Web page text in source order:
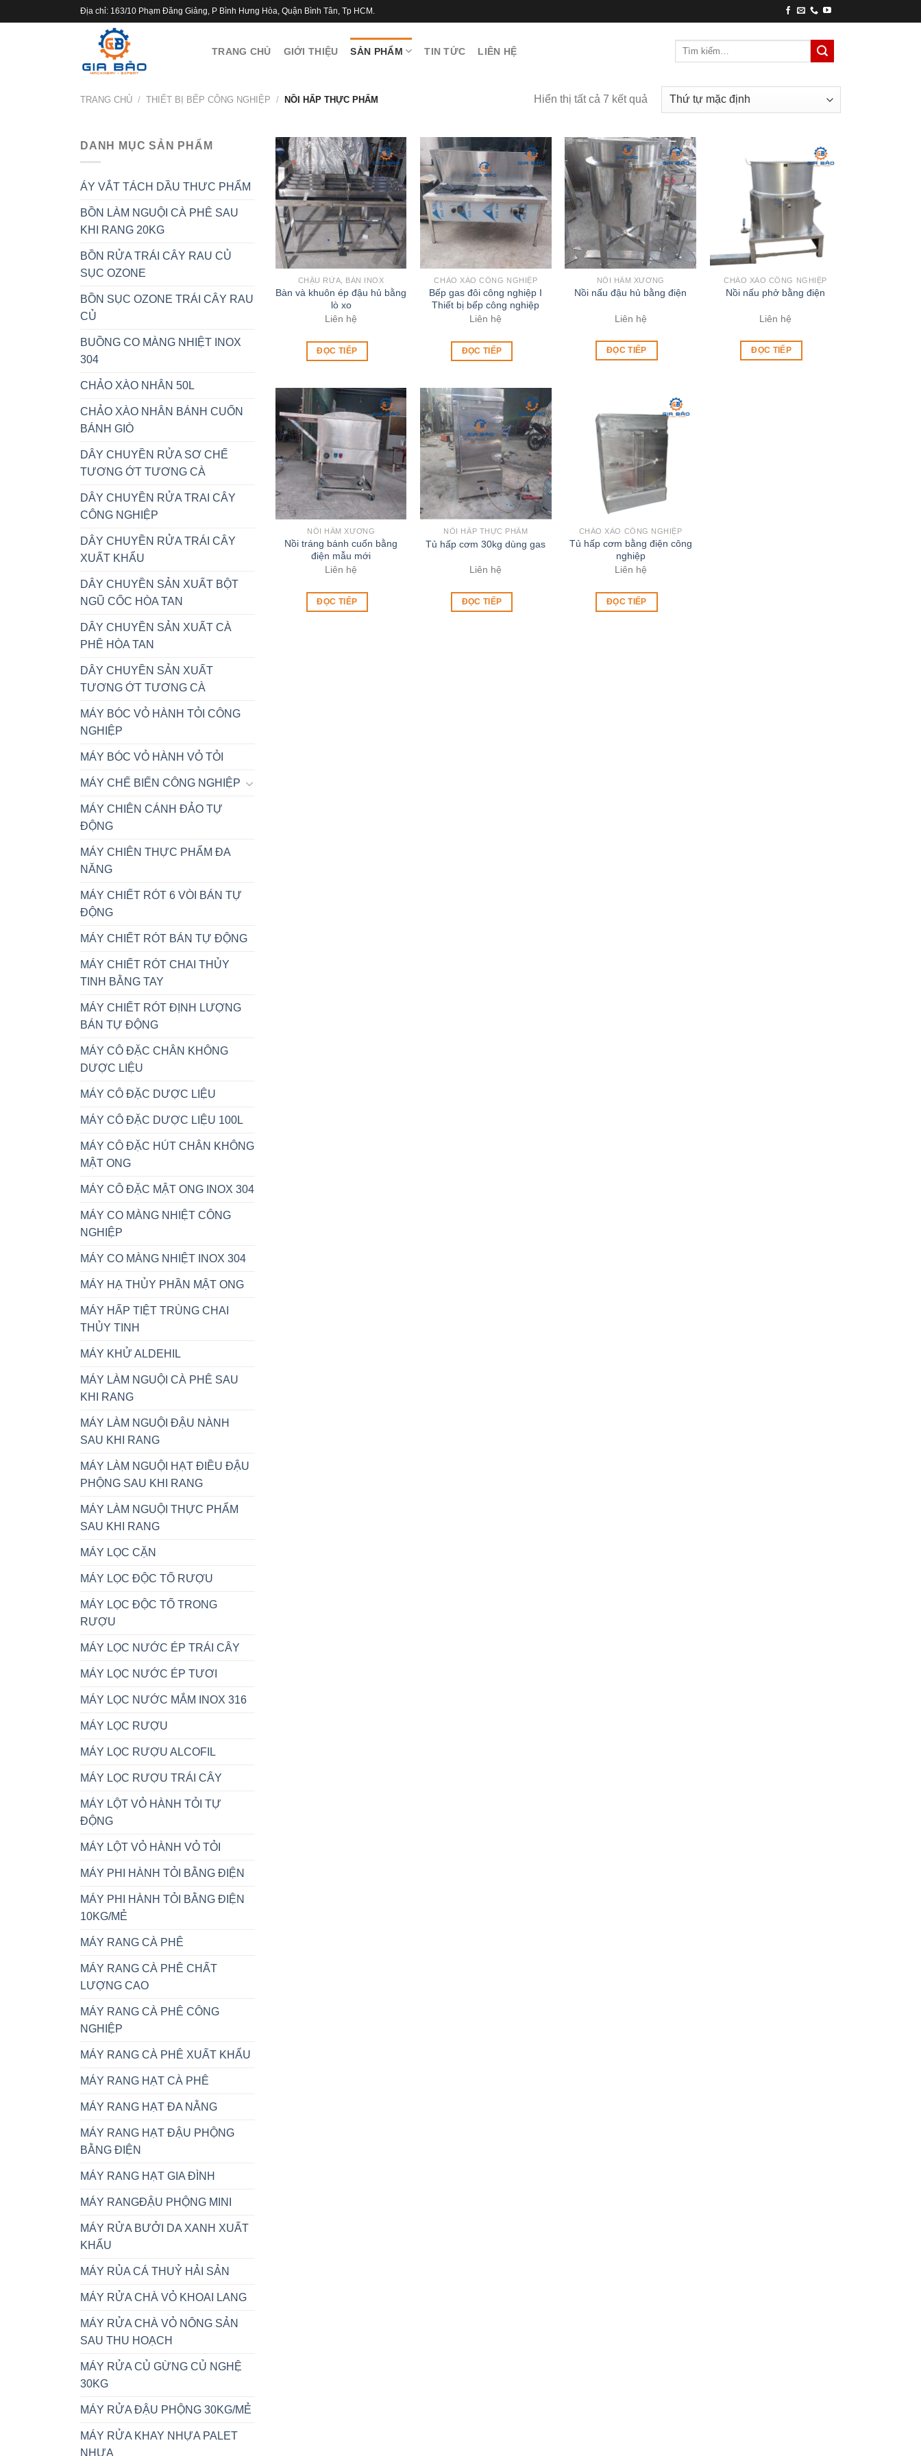
to
Địa chỉ: 163/10 Phạm Đăng Giảng, P Bình Hưng Hòa, Quận Bình Tân, Tp HCM.
TRANG CHỦ GIỚI THIỆU SẢN PHẨM TIN TỨC LIÊN HỆ
Tìm
TRANG CHỦ / THIẾT BỊ BẾP CÔNG NGHIỆP / NỒI HẤP THỰC PHẨM Hiển thị tất cả 7 kết quả
DANH MỤC SẢN PHẨM
ÁY VẮT TÁCH DẦU THƯC PHẨM
BỒN LÀM NGUỘI CÀ PHÊ SAU
KHI RANG 20KG
BỒN RỬA TRÁI CÂY RAU CỦ
SỤC OZONE
BỒN SỤC OZONE TRÁI CÂY RAU
CỦ
BUỒNG CO MÀNG NHIỆT INOX
304
CHẢO XÀO NHÂN 50L
CHẢO XÀO NHÂN BÁNH CUỐN
BÁNH GIÒ
DÂY CHUYỀN RỬA SƠ CHẾ
TƯƠNG ỚT TƯƠNG CÀ
DÂY CHUYỀN RỬA TRAI CÂY
CÔNG NGHIỆP
DÂY CHUYỀN RỬA TRÁI CÂY
XUẤT KHẨU
DÂY CHUYỀN SẢN XUẤT BỘT
NGŨ CỐC HÒA TAN
DÂY CHUYỀN SẢN XUẤT CÀ
PHÊ HÒA TAN
DÂY CHUYỀN SẢN XUẤT
TƯƠNG ỚT TƯƠNG CÀ
MÁY BÓC VỎ HÀNH TỎI CÔNG
NGHIỆP
MÁY BÓC VỎ HÀNH VỎ TỎI
MÁY CHẾ BIẾN CÔNG NGHIỆP
MÁY CHIÊN CÁNH ĐẢO TỰ
ĐỘNG
MÁY CHIÊN THỰC PHẨM ĐA
NĂNG
MÁY CHIẾT RÓT 6 VÒI BÁN TỰ
ĐỘNG
MÁY CHIẾT RÓT BÁN TỰ ĐỘNG
MÁY CHIẾT RÓT CHAI THỦY
TINH BẰNG TAY
MÁY CHIẾT RÓT ĐỊNH LƯỢNG
BÁN TỰ ĐỘNG
MÁY CÔ ĐẶC CHÂN KHÔNG
DƯỢC LIỆU
MÁY CÔ ĐẶC DƯỢC LIỆU
MÁY CÔ ĐẶC DƯỢC LIỆU 100L
MÁY CÔ ĐẶC HÚT CHÂN KHÔNG
MẬT ONG
MÁY CÔ ĐẶC MẬT ONG INOX 304
MÁY CO MÀNG NHIỆT CÔNG
NGHIỆP
MÁY CO MÀNG NHIỆT INOX 304
MÁY HẠ THỦY PHẦN MẬT ONG
MÁY HẤP TIỆT TRÙNG CHAI
THỦY TINH
MÁY KHỬ ALDEHIL
MÁY LÀM NGUỘI CÀ PHÊ SAU
KHI RANG
MÁY LÀM NGUỘI ĐẬU NÀNH
SAU KHI RANG
MÁY LÀM NGUỘI HẠT ĐIỀU ĐẬU
PHỘNG SAU KHI RANG
MÁY LÀM NGUỘI THỰC PHẨM
SAU KHI RANG
MÁY LỌC CẶN
MÁY LỌC ĐỘC TỐ RƯỢU
MÁY LỌC ĐỘC TỐ TRONG
RƯỢU
MÁY LỌC NƯỚC ÉP TRÁI CÂY
MÁY LỌC NƯỚC ÉP TƯƠI
MÁY LỌC NƯỚC MẮM INOX 316
MÁY LỌC RƯỢU
MÁY LỌC RƯỢU ALCOFIL
MÁY LỌC RƯỢU TRÁI CÂY
MÁY LỘT VỎ HÀNH TỎI TỰ
ĐỘNG
MÁY LỘT VỎ HÀNH VỎ TỎI
MÁY PHI HÀNH TỎI BẰNG ĐIỆN
MÁY PHI HÀNH TỎI BẰNG ĐIỆN
10KG/MẺ
MÁY RANG CÀ PHÊ
MÁY RANG CÀ PHÊ CHẤT
LƯỢNG CAO
MÁY RANG CÀ PHÊ CÔNG
NGHIỆP
MÁY RANG CÀ PHÊ XUẤT KHẨU
MÁY RANG HẠT CÀ PHÊ
MÁY RANG HẠT ĐA NẰNG
MÁY RANG HẠT ĐẬU PHỘNG
BẰNG ĐIỆN
MÁY RANG HẠT GIA ĐÌNH
MÁY RANGĐẬU PHỘNG MINI
MÁY RỬA BƯỞI DA XANH XUẤT
KHẨU
MÁY RỦA CÁ THUỶ HẢI SẢN
MÁY RỬA CHÀ VỎ KHOAI LANG
MÁY RỬA CHÀ VỎ NÔNG SẢN
SAU THU HOẠCH
MÁY RỬA CỦ GỪNG CỦ NGHỆ
30KG
MÁY RỬA ĐẬU PHỘNG 30KG/MẺ
MÁY RỬA KHAY NHỰA PALET
NHỰA
CHẬU RỬA, BÀN INOX
Bàn và khuôn ép đậu hủ bằng
lò xo
Liên hệ
ĐỌC TIẾP
CHẢO XÀO CÔNG NGHIỆP
Bếp gas đôi công nghiệp I
Thiết bị bếp công nghiệp
Liên hệ
ĐỌC TIẾP
NỒI HẦM XƯƠNG
Nồi nấu đậu hủ bằng điện
Liên hệ
ĐỌC TIẾP
CHẢO XÀO CÔNG NGHIỆP
Nồi nấu phở bằng điện
Liên hệ
ĐỌC TIẾP
NỒI HẦM XƯƠNG
Nồi tráng bánh cuốn bằng
điện mẫu mới
Liên hệ
ĐỌC TIẾP
NỒI HẤP THỰC PHẨM
Tủ hấp cơm 30kg dùng gas
Liên hệ
ĐỌC TIẾP
CHẢO XÀO CÔNG NGHIỆP
Tủ hấp cơm bằng điện công
nghiệp
Liên hệ
ĐỌC TIẾP